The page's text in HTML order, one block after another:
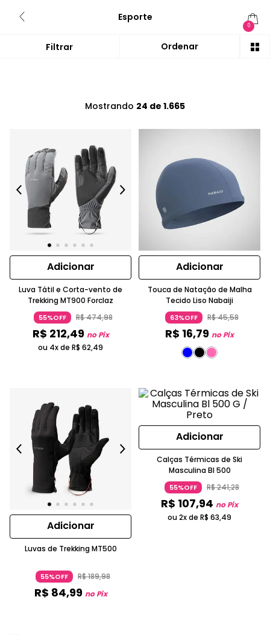
Esporte
0
Mostrando 24 de 1.665
Adicionar
Luva Tátil e Corta-vento de
Trekking MT900 Forclaz
55%OFF R$474,98
R$ 212,49 no Pix
ou 4x de R$ 62,49
Adicionar
Touca de Natação de Malha
Tecido Liso Nabaiji
63%OFF R$45,58
R$ 16,79 no Pix
Adicionar
Luvas de Trekking MT500
55%OFF R$189,98
R$ 84,99 no Pix
Adicionar
Calças Térmicas de Ski
Masculina Bl 500
55%OFF R$241,28
R$ 107,94 no Pix
ou 2x de R$ 63,49